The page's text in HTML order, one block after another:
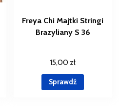
Freya Chi Majtki Stringi
Brazyliany S 36
15,00 zł
Sprawdź